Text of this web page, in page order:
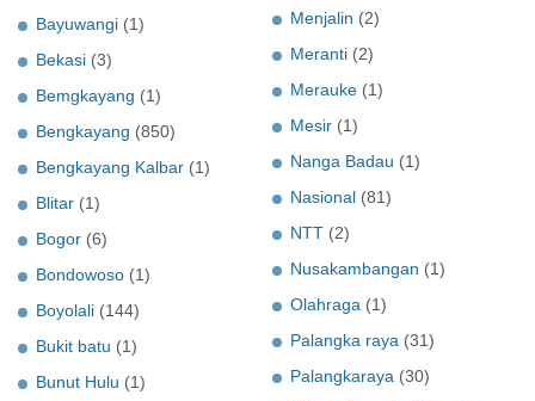
Bayuwangi (1)
Bekasi (3)
Bemgkayang (1)
Bengkayang (850)
Bengkayang Kalbar (1)
Blitar (1)
Bogor (6)
Bondowoso (1)
Boyolali (144)
Bukit batu (1)
Bunut Hulu (1)
Menjalin (2)
Meranti (2)
Merauke (1)
Mesir (1)
Nanga Badau (1)
Nasional (81)
NTT (2)
Nusakambangan (1)
Olahraga (1)
Palangka raya (31)
Palangkaraya (30)